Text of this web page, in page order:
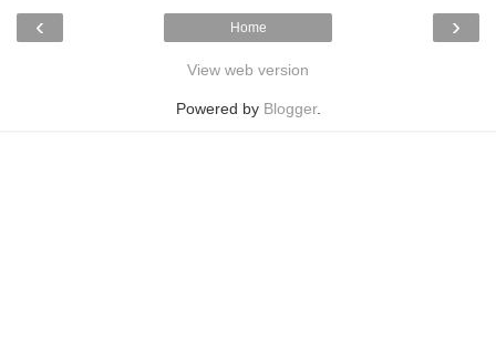
‹ ›
Home
View web version
Powered by Blogger.